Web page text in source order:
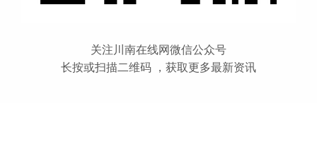
关注川南在线网微信公众号
长按或扫描二维码 ，获取更多最新资讯